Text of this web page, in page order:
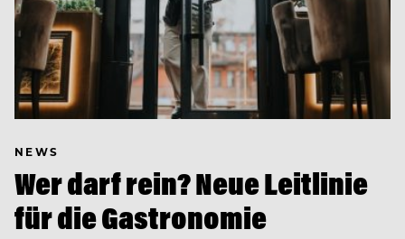
NEWS
Wer darf rein? Neue Leitlinie
für die Gastronomie